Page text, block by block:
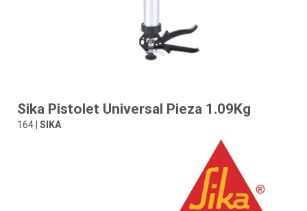
Sika Pistolet Universal Pieza 1.09Kg
164 | SIKA